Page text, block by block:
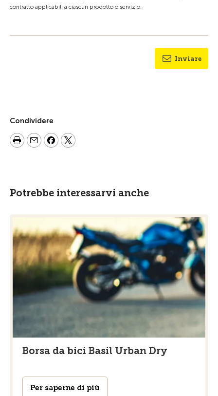
contratto applicabili a ciascun prodotto o servizio.
Inviare
Condividere
Potrebbe interessarvi anche
Borsa da bici Basil Urban Dry
Per saperne di più